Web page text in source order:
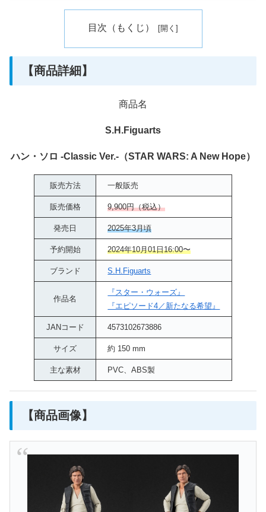
目次（もくじ）
【商品詳細】
商品名
S.H.Figuarts
ハン・ソロ -Classic Ver.-（STAR WARS: A New Hope）
販売方法 一般販売
販売価格 9,900円（税込）
発売日 2025年3月頃
予約開始 2024年10月01日16:00〜
ブランド S.H.Figuarts
作品名
『スター・ウォーズ』
『エピソード4／新たなる希望』
JANコード 4573102673886
サイズ 約 150 mm
主な素材 PVC、ABS製
【商品画像】